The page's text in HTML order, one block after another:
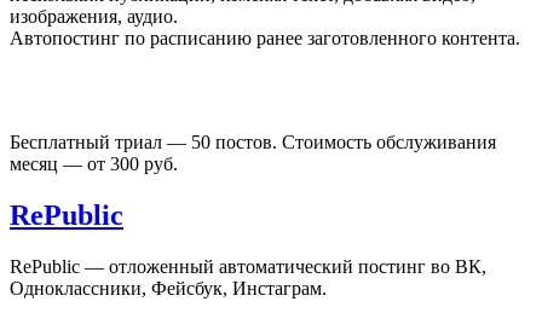
изображения, аудио.
Автопостинг по расписанию ранее заготовленного контента.
Бесплатный триал — 50 постов. Стоимость обслуживания
месяц — от 300 руб.
RePublic
RePublic — отложенный автоматический постинг во ВК,
Одноклассники, Фейсбук, Инстаграм.